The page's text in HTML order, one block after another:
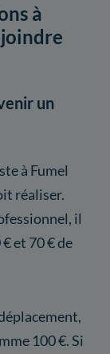
à
un
à Fumel
réaliser.
il
et 70 € de
100 €. Si